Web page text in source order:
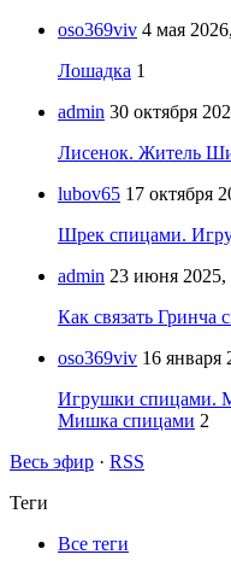
oso369viv 4 мая
Лошадка 1
admin 30 октября
Лисенок. Житель
lubov65 17 октября
Шрек спицами.
admin 23 июня 2025,
Как связать
oso369viv 16 января
Игрушки спицами.
Мишка спицами 2
Весь эфир · RSS
Теги
Все теги